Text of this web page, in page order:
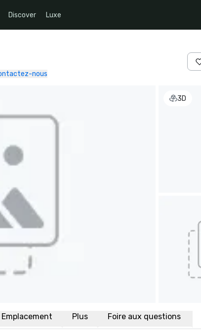
Discover Luxe
nous
3D
Emplacement Plus Foire aux questions